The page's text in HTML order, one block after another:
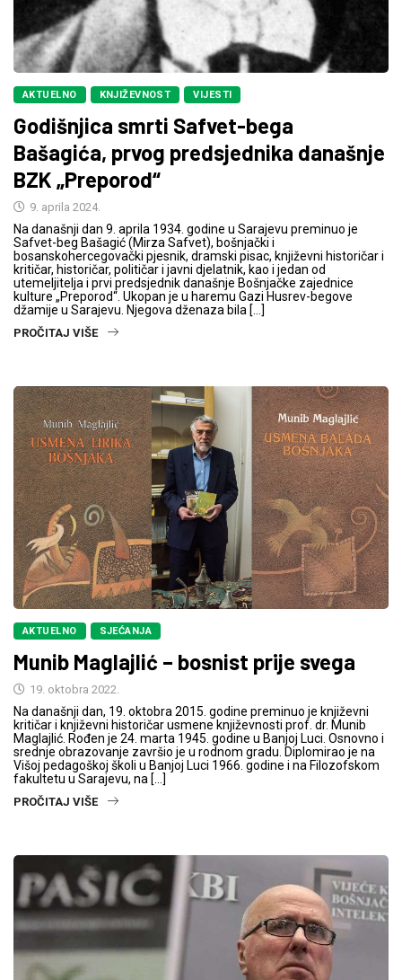
AKTUELNO KNJIŽEVNOST VIJESTI
Godišnjica smrti Safvet-bega
Bašagića, prvog predsjednika današnje
BZK „Preporod“
9. aprila 2024.
Na današnji dan 9. aprila 1934. godine u Sarajevu preminuo je
Safvet-beg Bašagić (Mirza Safvet), bošnjački i
bosanskohercegovački pjesnik, dramski pisac, književni historičar i
kritičar, historičar, političar i javni djelatnik, kao i jedan od
utemeljitelja i prvi predsjednik današnje Bošnjačke zajednice
kulture „Preporod“. Ukopan je u haremu Gazi Husrev-begove
džamije u Sarajevu. Njegova dženaza bila […]
PROČITAJ VIŠE
AKTUELNO SJEĆANJA
Munib Maglajlić – bosnist prije svega
19. oktobra 2022.
Na današnji dan, 19. oktobra 2015. godine preminuo je književni
kritičar i književni historičar usmene književnosti prof. dr. Munib
Maglajlić. Rođen je 24. marta 1945. godine u Banjoj Luci. Osnovno i
srednje obrazovanje završio je u rodnom gradu. Diplomirao je na
Višoj pedagoškoj školi u Banjoj Luci 1966. godine i na Filozofskom
fakultetu u Sarajevu, na […]
PROČITAJ VIŠE